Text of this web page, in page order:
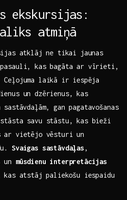
ekskursijas:
atmiņā
atklāj ne tikai jaunas
kas bagāta ar vīrieti,
laikā ir ⁤iespēja
un dzērienus, kas
gan pagatavošanas
stāsta savu stāstu, kas bieži
vietējo ‍vēsturi un
Svaigas sastāvdaļas ,
un mūsdienu interpretācijas
atstāj paliekošu iespaidu⁣